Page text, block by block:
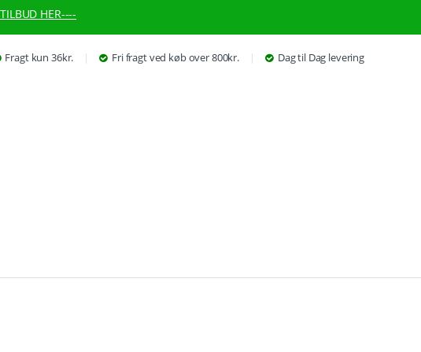
HER----
Fragt kun 36kr. Fri fragt ved køb over 800kr. Dag til Dag levering